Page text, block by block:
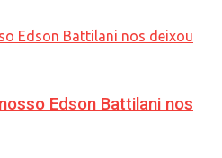
Edson Battilani nos